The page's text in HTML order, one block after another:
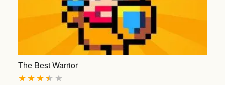
The Best Warrior
★
★
★
★
★